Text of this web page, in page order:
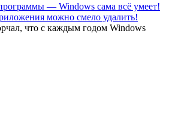
— Windows сама всё умеет!
можно смело удалить!
что с каждым годом Windows